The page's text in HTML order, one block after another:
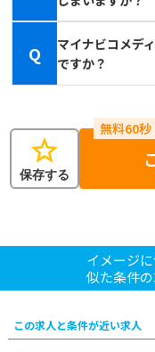
Q
マイナビコメデ
ですか？
star
保存する
イメージ
似た条件
この求人と条件が近い求人